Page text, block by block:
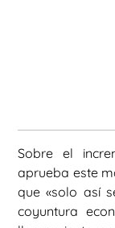
Sobre el
aprueba este
que «solo así
coyuntura